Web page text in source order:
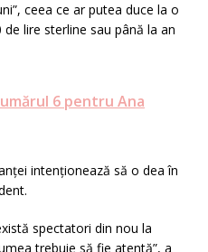
ceea ce ar putea duce la o
lire sterline sau până la an
6 pentru Ana
intenționează să o dea în
spectatori din nou la
trebuie să fie atentă”, a